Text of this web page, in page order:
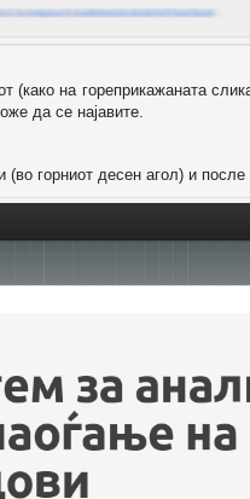
(како на гореприкажаната
да се најавите.
горниот десен агол) и